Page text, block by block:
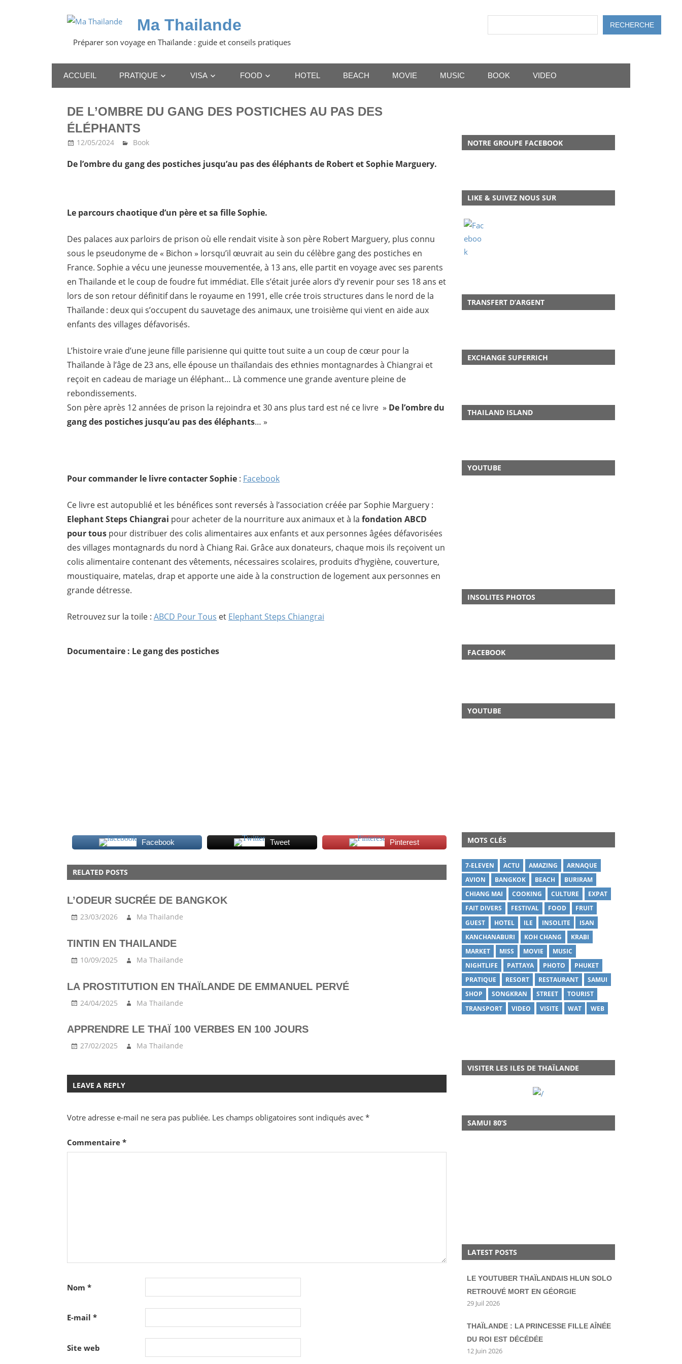
Ma Thailande
Préparer son voyage en Thaïlande : guide et conseils pratiques
RECHERCHE
ACCUEIL PRATIQUE VISA FOOD HOTEL BEACH MOVIE MUSIC BOOK VIDEO
DE L’OMBRE DU GANG DES POSTICHES AU PAS DES
ÉLÉPHANTS
12/05/2024 Ma Thailande
Book
De l’ombre du gang des postiches jusqu’au pas des éléphants de Robert et Sophie Marguery.
Le parcours chaotique d’un père et sa fille Sophie.
Des palaces aux parloirs de prison où elle rendait visite à son père Robert Marguery, plus connu
sous le pseudonyme de « Bichon » lorsqu’il œuvrait au sein du célèbre gang des postiches en
France. Sophie a vécu une jeunesse mouvementée, à 13 ans, elle partit en voyage avec ses parents
en Thailande et le coup de foudre fut immédiat. Elle s’était jurée alors d’y revenir pour ses 18 ans et
lors de son retour définitif dans le royaume en 1991, elle crée trois structures dans le nord de la
Thaïlande : deux qui s’occupent du sauvetage des animaux, une troisième qui vient en aide aux
enfants des villages défavorisés.
L’histoire vraie d’une jeune fille parisienne qui quitte tout suite a un coup de cœur pour la
Thaïlande à l’âge de 23 ans, elle épouse un thaïlandais des ethnies montagnardes à Chiangrai et
reçoit en cadeau de mariage un éléphant… Là commence une grande aventure pleine de
rebondissements.
Son père après 12 années de prison la rejoindra et 30 ans plus tard est né ce livre » De l’ombre du
gang des postiches jusqu’au pas des éléphants… »
Pour commander le livrecontacter Sophie : Facebook
Ce livre est autopublié et les bénéfices sont reversés à l’association créée par Sophie Marguery :
Elephant Steps Chiangrai pour acheter de la nourriture aux animaux et à la fondation ABCD
pour tous pour distribuer des colis alimentaires aux enfants et aux personnes âgées défavorisées
des villages montagnards du nord à Chiang Rai. Grâce aux donateurs, chaque mois ils reçoivent un
colis alimentaire contenant des vêtements, nécessaires scolaires, produits d’hygiène, couverture,
moustiquaire, matelas, drap et apporte une aide à la construction de logement aux personnes en
grande détresse.
Retrouvez sur la toile : ABCD Pour Tous et Elephant Steps Chiangrai
Documentaire : Le gang des postiches
Facebook Tweet
Pinterest
RELATED POSTS
L’ODEUR SUCRÉE DE BANGKOK
23/03/2026 Ma Thailande
TINTIN EN THAILANDE
10/09/2025 Ma Thailande
LA PROSTITUTION EN THAÏLANDE DE EMMANUEL PERVÉ
24/04/2025 Ma Thailande
APPRENDRE LE THAÏ 100 VERBES EN 100 JOURS
27/02/2025 Ma Thailande
LEAVE A REPLY
Votre adresse e-mail ne sera pas publiée. Les champs obligatoires sont indiqués avec *
Commentaire *
Nom *
E-mail *
Site web
NOTRE GROUPE FACEBOOK
LIKE & SUIVEZ NOUS SUR
TRANSFERT D’ARGENT
EXCHANGE SUPERRICH
THAILAND ISLAND
YOUTUBE
INSOLITES PHOTOS
FACEBOOK
YOUTUBE
MOTS CLÉS
7-ELEVEN ACTU AMAZING
ARNAQUE
AVION
BANGKOK BEACH
BURIRAM
CHIANG MAI
COOKING CULTURE
EXPAT
FAIT DIVERS
FESTIVAL FOOD
FRUIT
GUEST
HOTEL ILE INSOLITE
ISAN
KANCHANABURI
KOH CHANG
KRABI
MARKET
MISS MOVIE
MUSIC
NIGHTLIFE
PATTAYA PHOTO
PHUKET
PRATIQUE
RESORT RESTAURANT
SAMUI
SHOP
SONGKRAN STREET
TOURIST
TRANSPORT
VIDEO VISITE WAT WEB
VISITER LES ILES DE THAÏLANDE
SAMUI 80’S
LATEST POSTS
LE YOUTUBER THAÏLANDAIS HLUN SOLO
RETROUVÉ MORT EN GÉORGIE
29 Juil 2026
THAÏLANDE : LA PRINCESSE FILLE AÎNÉE
DU ROI EST DÉCÉDÉE
12 Juin 2026